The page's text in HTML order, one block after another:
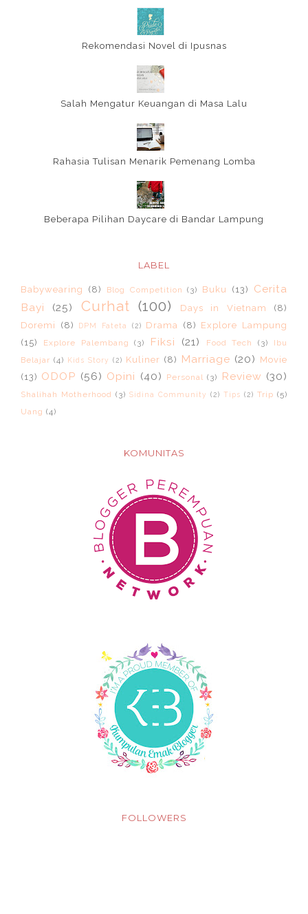
Rekomendasi Novel di Ipusnas
Salah Mengatur Keuangan di Masa Lalu
Rahasia Tulisan Menarik Pemenang Lomba
Beberapa Pilihan Daycare di Bandar Lampung
LABEL
Babywearing (8) Blog Competition (3) Buku (13)
Cerita
Bayi
(25) Curhat (100) Days in Vietnam
(8)
Doremi
(8) DPM Fateta (2) Drama (8) Explore Lampung
(15)
Explore Palembang (3) Fiksi (21) Food Tech (3)
Ibu
Belajar (4) Kids Story (2) Kuliner (8) Marriage (20) Movie
(13) ODOP (56) Opini (40) Personal (3) Review (30)
Shalihah Motherhood (3) Sidina Community (2) Tips (2) Trip (5)
Uang (4)
KOMUNITAS
FOLLOWERS